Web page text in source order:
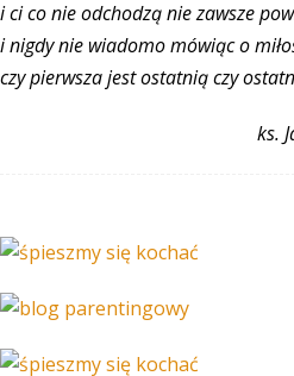
i ci co nie odchodzą nie zawsze
i nigdy nie wiadomo mówiąc o
czy pierwsza jest ostatnią czy
ks.